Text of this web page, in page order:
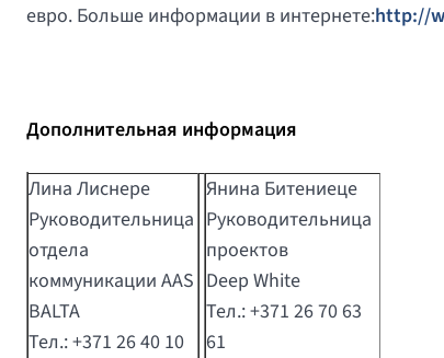
евро. Больше информации в интернете:http://
Дополнительная информация
Лина Лиснере
Руководительница
отдела
коммуникации AAS
BALTA
Тел.: +371 26 40 10
Янина Битениеце
Руководительница
проектов
Deep White
Тел.: +371 26 70 63
61